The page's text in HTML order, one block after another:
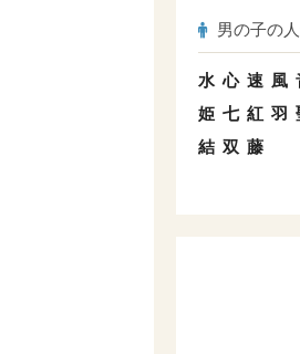
男の子の
水 心 速 風
姫 七 紅 羽
結 双 藤